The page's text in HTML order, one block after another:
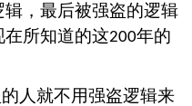
，最后被强盗的逻辑
所知道的这200年的
人就不用强盗逻辑来